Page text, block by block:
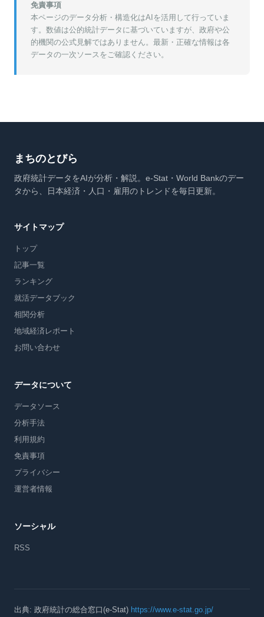
免責事項
本ページのデータ分析・構造化はAIを活用して行っていま
す。数値は公的統計データに基づいていますが、政府や公
的機関の公式見解ではありません。最新・正確な情報は各
データの一次ソースをご確認ください。
まちのとびら
政府統計データをAIが分析・解説。e-Stat・World Bankのデー
タから、日本経済・人口・雇用のトレンドを毎日更新。
サイトマップ
トップ
記事一覧
ランキング
就活データブック
相関分析
地域経済レポート
お問い合わせ
データについて
データソース
分析手法
利用規約
免責事項
プライバシー
運営者情報
ソーシャル
RSS
出典: 政府統計の総合窓口(e-Stat) https://www.e-stat.go.jp/